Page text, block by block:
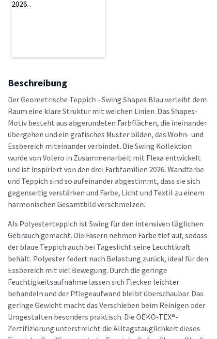
Beschreibung
Der Geometrische Teppich - Swing Shapes Blau verleiht dem
Raum eine klare Struktur mit weichen Linien. Das Shapes-
Motiv besteht aus abgerundeten Farbflächen, die ineinander
übergehen und ein grafisches Muster bilden, das Wohn- und
Essbereich miteinander verbindet. Die Swing Kollektion
wurde von Volero in Zusammenarbeit mit Flexa entwickelt
und ist inspiriert von den drei Farbfamilien 2026. Wandfarbe
und Teppich sind so aufeinander abgestimmt, dass sie sich
gegenseitig verstärken und Farbe, Licht und Textil zu einem
harmonischen Gesamtbild verschmelzen.
Als Polyesterteppich ist Swing für den intensiven täglichen
Gebrauch gemacht. Die Fasern nehmen Farbe tief auf, sodass
der blaue Teppich auch bei Tageslicht seine Leuchtkraft
behält. Polyester federt nach Belastung zurück, ideal für den
Essbereich mit viel Bewegung. Durch die geringe
Feuchtigkeitsaufnahme lassen sich Flecken leichter
behandeln und der Pflegeaufwand bleibt überschaubar. Das
geringe Gewicht macht das Verschieben beim Reinigen oder
Umgestalten besonders praktisch. Die OEKO-TEX®-
Zertifizierung unterstreicht die Alltagstauglichkeit dieses